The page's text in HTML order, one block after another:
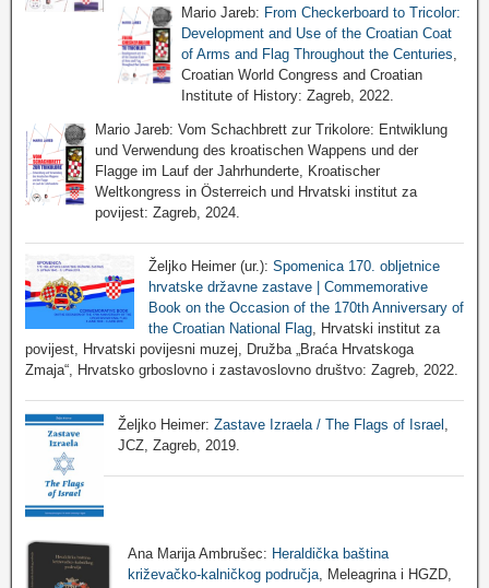
Mario Jareb: From Checkerboard to Tricolor:
Development and Use of the Croatian Coat
of Arms and Flag Throughout the Centuries
Croatian World Congress and Croatian
Institute of History: Zagreb, 2022.
Mario Jareb: Vom Schachbrett zur Trikolore: Entwiklung
und Verwendung des kroatischen Wappens und der
Flagge im Lauf der Jahrhunderte, Kroatischer
Weltkongress in Österreich und Hrvatski institut za
povijest: Zagreb, 2024.
Željko Heimer (ur.): Spomenica 170. obljetnice
hrvatske državne zastave | Commemorative
Book on the Occasion of the 170th Anniversary of
the Croatian National Flag, Hrvatski institut za
povijest, Hrvatski povijesni muzej, Družba „Braća Hrvatskoga
Zmaja“, Hrvatsko grboslovno i zastavoslovno društvo: Zagreb, 2022.
Željko Heimer:Zastave Izraela / The Flags of Israel
JCZ, Zagreb, 2019.
Ana Marija Ambrušec: Heraldička baština
križevačko-kalničkog područja, Meleagrina i HGZD,